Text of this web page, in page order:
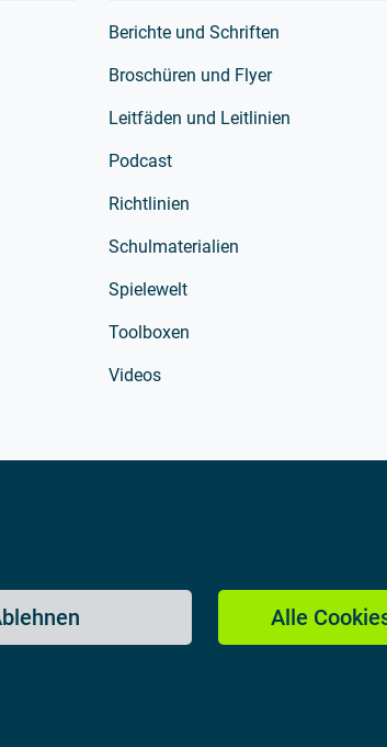
Alle
Berichte und Schriften
Broschüren und Flyer
Leitfäden und Leitlinien
Podcast
Richtlinien
Schulmaterialien
Spielewelt
Toolboxen
Videos